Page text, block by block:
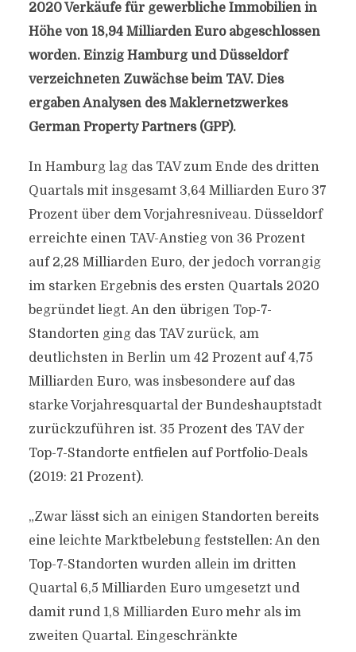
2020 Verkäufe für gewerbliche Immobilien in
Höhe von 18,94 Milliarden Euro abgeschlossen
worden. Einzig Hamburg und Düsseldorf
verzeichneten Zuwächse beim TAV. Dies
ergaben Analysen des Maklernetzwerkes
German Property Partners (GPP).
In Hamburg lag das TAV zum Ende des dritten
Quartals mit insgesamt 3,64 Milliarden Euro 37
Prozent über dem Vorjahresniveau. Düsseldorf
erreichte einen TAV-Anstieg von 36 Prozent
auf 2,28 Milliarden Euro, der jedoch vorrangig
im starken Ergebnis des ersten Quartals 2020
begründet liegt. An den übrigen Top-7-
Standorten ging das TAV zurück, am
deutlichsten in Berlin um 42 Prozent auf 4,75
Milliarden Euro, was insbesondere auf das
starke Vorjahresquartal der Bundeshauptstadt
zurückzuführen ist. 35 Prozent des TAV der
Top-7-Standorte entfielen auf Portfolio-Deals
(2019: 21 Prozent).
„Zwar lässt sich an einigen Standorten bereits
eine leichte Marktbelebung feststellen: An den
Top-7-Standorten wurden allein im dritten
Quartal 6,5 Milliarden Euro umgesetzt und
damit rund 1,8 Milliarden Euro mehr als im
zweiten Quartal. Eingeschränkte